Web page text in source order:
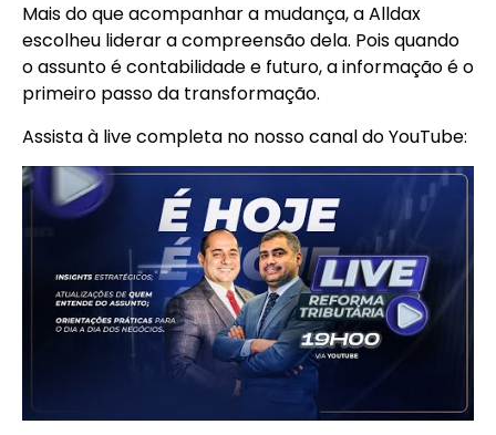
Mais do que acompanhar a mudança, a Alldax
escolheu liderar a compreensão dela. Pois quando
o assunto é contabilidade e futuro, a informação é o
primeiro passo da transformação.
Assista à live completa no nosso canal do YouTube: